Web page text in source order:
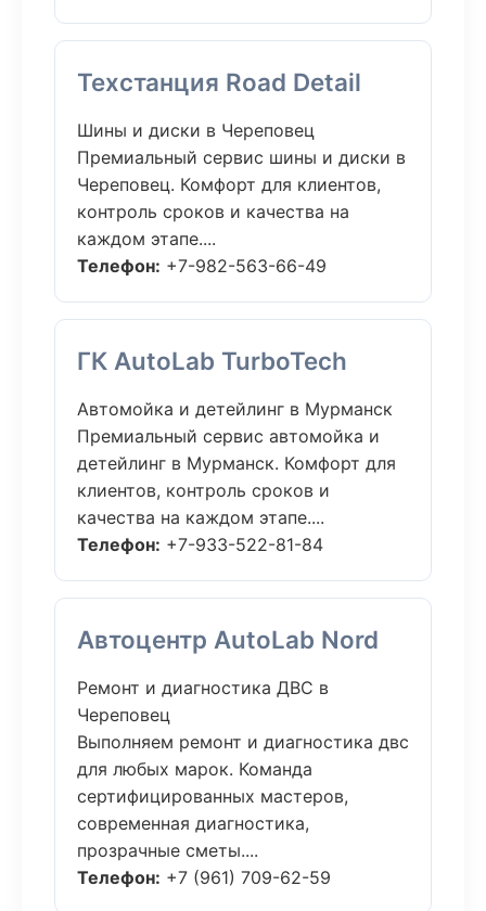
Техстанция Road Detail
Шины и диски в Череповец
Премиальный сервис шины и диски в
Череповец. Комфорт для клиентов,
контроль сроков и качества на
каждом этапе....
Телефон: +7-982-563-66-49
ГК AutoLab TurboTech
Автомойка и детейлинг в Мурманск
Премиальный сервис автомойка и
детейлинг в Мурманск. Комфорт для
клиентов, контроль сроков и
качества на каждом этапе....
Телефон: +7-933-522-81-84
Автоцентр AutoLab Nord
Ремонт и диагностика ДВС в
Череповец
Выполняем ремонт и диагностика двс
для любых марок. Команда
сертифицированных мастеров,
современная диагностика,
прозрачные сметы....
Телефон: +7 (961) 709-62-59